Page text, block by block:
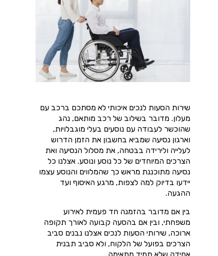
שירות הסעות לנכים איכותי לא מסתכם ברכב עם
מעלון. מדובר בשילוב של רכב מותאם, נהג
שהוכשר לעבודה עם נוסעים בעלי מוגבלויות,
וארגון נסיעה שמביא בחשבון את הזמן הדרוש
לעלייה ולירידה בבטחה, את מסלול הנסיעה ואת
הצרכים המיוחדים של כל נוסע ונוסע. אצלנו כל
נסיעה מתוכננת מראש כך שהמלווים והנוסע עצמו
יידעו בדיוק למה לצפות, מרגע האיסוף ועד
ההגעה.
בין אם מדובר בהזמנה חד פעמית לאירוע
משפחתי, ובין אם בהסעה קבועה לאורך תקופה
ארוכה, שירותי הסעות לנכים אצלנו נבנים סביב
הצרכים בפועל של הלקוח, ולא סביב תבנית